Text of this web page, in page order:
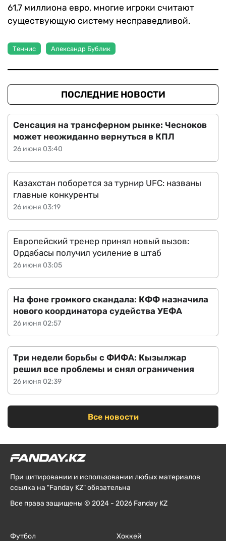
61,7 миллиона евро, многие игроки считают
существующую систему несправедливой.
Теннис Александр Бублик
ПОСЛЕДНИЕ НОВОСТИ
26 июня 03:40
Сенсация на трансферном рынке: Чесноков
может неожиданно вернуться в КПЛ
26 июня 03:19
Казахстан поборется за турнир UFC: названы
главные конкуренты
26 июня 03:05
Европейский тренер принял новый вызов:
Ордабасы получил усиление в штаб
26 июня 02:57
На фоне громкого скандала: КФФ назначила
нового координатора судейства УЕФА
26 июня 02:39
Три недели борьбы с ФИФА: Кызылжар
решил все проблемы и снял ограничения
Все новости
При цитировании и использовании любых материалов
ссылка на "Fanday KZ" обязательна
Все права защищены © 2024 - 2026 Fanday KZ
Футбол Хоккей